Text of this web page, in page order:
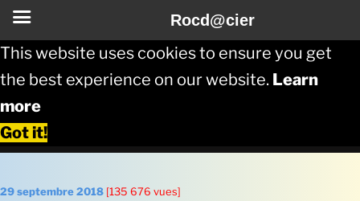
This website uses cookies to ensure you get
the best experience on our website. Learn
more
Got it!
Aller
au
29 septembre 2018 [135 676 vues]
Rocd@cier